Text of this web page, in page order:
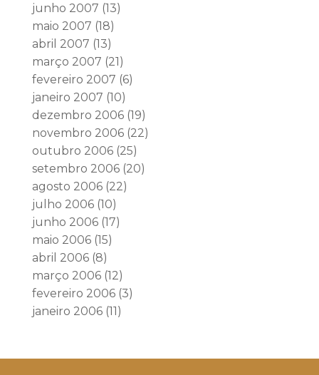
junho 2007 (13)
maio 2007 (18)
abril 2007 (13)
março 2007 (21)
fevereiro 2007 (6)
janeiro 2007 (10)
dezembro 2006(19)
novembro 2006(22)
outubro 2006(25)
setembro 2006(20)
agosto 2006(22)
julho 2006(10)
junho 2006(17)
maio 2006(15)
abril 2006(8)
março 2006(12)
fevereiro 2006(3)
janeiro 2006(11)